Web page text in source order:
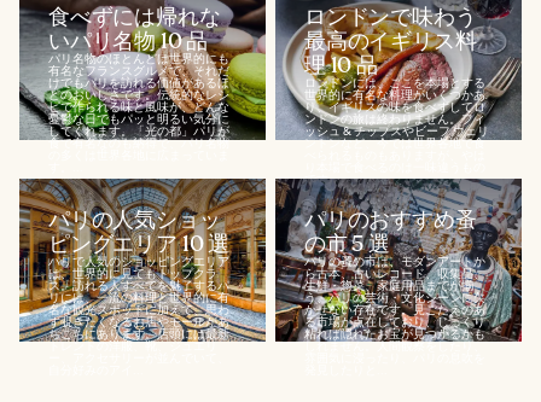
食べずには帰れな
いパリ名物 10 品
パリ名物のほとんどは世界的にも
有名なフランスグルメで、それだ
けでもパリを訪れる価値があるほ
どのおいしさです。伝統的なレシ
ピで作られる味と風味が、どんな
憂鬱な日でもパッと明るい気分に
してくれます。「光の都」パリが
食で有名なのも納得で、パリ名物
ロンドンで味わう
最高のイギリス料
理 10 品
ロンドンには、ここを本場とする
世界的に有名な料理がいくつかあ
り、イギリスの味を食べずしてロ
ンドンの旅は終わりません。フィ
ッシュ & チップスやビーフ ウェリ
ントンなど、今では世界各地で食
です。...
パリの人気ショッ
ピングエリア 10 選
パリで人気のショッピングエリア
は、世界的に見てもトップクラ
ス。訪れる人すべてを魅了するパ
リには、一流の料理と世界的に有
名な観光スポットに加えて、思わ
ず覗きたくなるお店やモールがあ
ちこちにあります。店頭には最新
トレンドの洋服、靴、ジュエリ
パリのおすすめ蚤
の市 5 選
パリの蚤の市は、モダンアートか
ら古本、古いレコード、収集品、
生鮮・惣菜、家庭用品までが揃
う、パリの芸術・文化シーンに欠
かせない存在です。見ごたえのあ
る市場が点在しており、じっくり
粘れば隠れたお宝が見つかるかも
しれません。人間観察をしたり、